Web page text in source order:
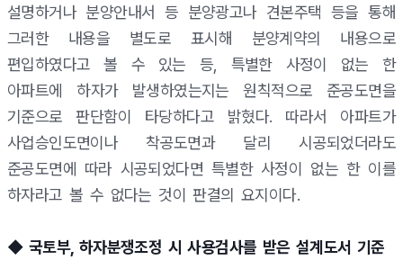
설명하거나 분양안내서 등 분양광고나 견본주택 등을 통해
그러한 내용을 별도로 표시해 분양계약의 내용으로
편입하였다고 볼 수 있는 등, 특별한 사정이 없는 한
아파트에 하자가 발생하였는지는 원칙적으로 준공도면을
기준으로 판단함이 타당하다고 밝혔다. 따라서 아파트가
사업승인도면이나 착공도면과 달리 시공되었더라도
준공도면에 따라 시공되었다면 특별한 사정이 없는 한 이를
하자라고 볼 수 없다는 것이 판결의 요지이다.
◆ 국토부, 하자분쟁조정 시 사용검사를 받은 설계도서 기준